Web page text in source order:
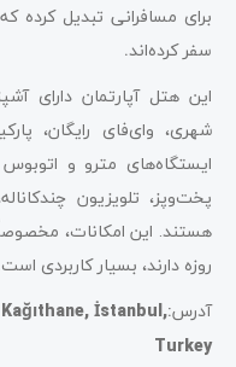
برای مسافرانی تبدیل کرده
سفر کرده‌اند.
این هتل آپارتمان دارای
شهری، وای‌فای رایگان،
ایستگاه‌های مترو و
پخت‌وپز، تلویزیون
هستند. این امکانات، مخصوصاً
روزه دارند، بسیار کاربردی است
آدرس:
İstanbul,
Turkey